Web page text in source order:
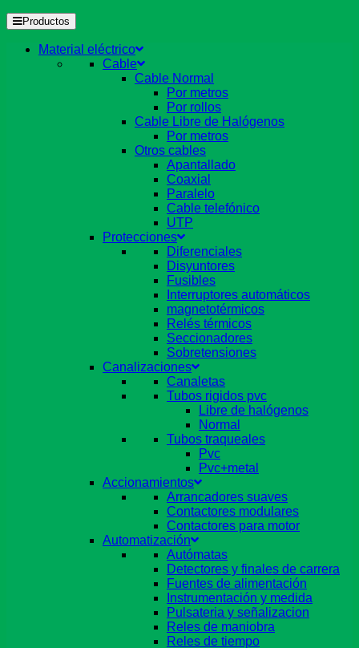
Productos
Material eléctrico
Cable
Cable Normal
Por metros
Por rollos
Cable Libre de Halógenos
Por metros
Otros cables
Apantallado
Coaxial
Paralelo
Cable telefónico
UTP
Protecciones
Diferenciales
Disyuntores
Fusibles
Interruptores automáticos
magnetotérmicos
Relés térmicos
Seccionadores
Sobretensiones
Canalizaciones
Canaletas
Tubos rigidos pvc
Libre de halógenos
Normal
Tubos traqueales
Pvc
Pvc+metal
Accionamientos
Arrancadores suaves
Contactores modulares
Contactores para motor
Automatización
Autómatas
Detectores y finales de carrera
Fuentes de alimentación
Instrumentación y medida
Pulsateria y señalizacion
Reles de maniobra
Reles de tiempo